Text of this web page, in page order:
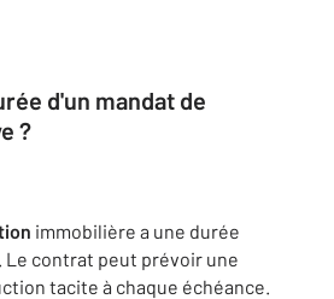
d'un mandat de
?
immobilière a une durée
Le contrat peut prévoir une
tacite à chaque échéance.